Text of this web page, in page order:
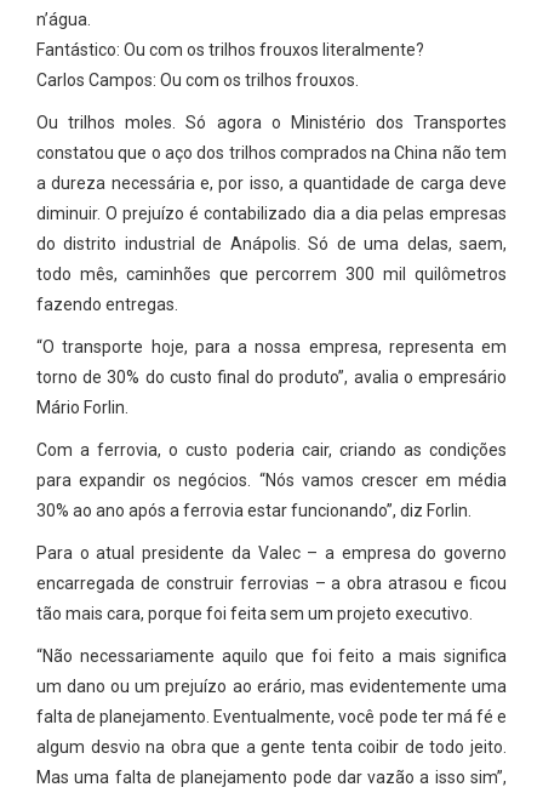
n’água.
Fantástico: Ou com os trilhos frouxos literalmente?
Carlos Campos: Ou com os trilhos frouxos.
Ou trilhos moles. Só agora o Ministério dos Transportes
constatou que o aço dos trilhos comprados na China não tem
a dureza necessária e, por isso, a quantidade de carga deve
diminuir. O prejuízo é contabilizado dia a dia pelas empresas
do distrito industrial de Anápolis. Só de uma delas, saem,
todo mês, caminhões que percorrem 300 mil quilômetros
fazendo entregas.
“O transporte hoje, para a nossa empresa, representa em
torno de 30% do custo final do produto”, avalia o empresário
Mário Forlin.
Com a ferrovia, o custo poderia cair, criando as condições
para expandir os negócios. “Nós vamos crescer em média
30% ao ano após a ferrovia estar funcionando”, diz Forlin.
Para o atual presidente da Valec – a empresa do governo
encarregada de construir ferrovias – a obra atrasou e ficou
tão mais cara, porque foi feita sem um projeto executivo.
“Não necessariamente aquilo que foi feito a mais significa
um dano ou um prejuízo ao erário, mas evidentemente uma
falta de planejamento. Eventualmente, você pode ter má fé e
algum desvio na obra que a gente tenta coibir de todo jeito.
Mas uma falta de planejamento pode dar vazão a isso sim”,